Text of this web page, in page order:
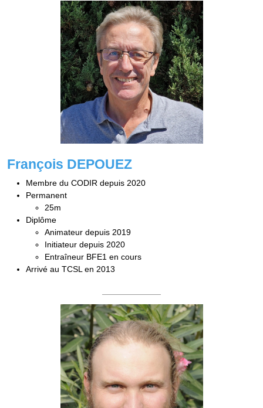
François DEPOUEZ
Membre du CODIR depuis 2020
Permanent
25m
Diplôme
Animateur depuis 2019
Initiateur depuis 2020
Entraîneur BFE1 en cours
Arrivé au TCSL en 2013